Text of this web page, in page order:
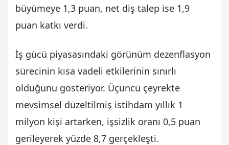
büyümeye 1,3 puan, net diş talep ise 1,9
puan katkı verdi.
İş gücü piyasasındaki görünüm dezenflasyon
sürecinin kısa vadeli etkilerinin sınırlı
olduğunu gösteriyor. Üçüncü çeyrekte
mevsimsel düzeltilmiş istihdam yıllık 1
milyon kişi artarken, işsizlik oranı 0,5 puan
gerileyerek yüzde 8,7 gerçekleşti.